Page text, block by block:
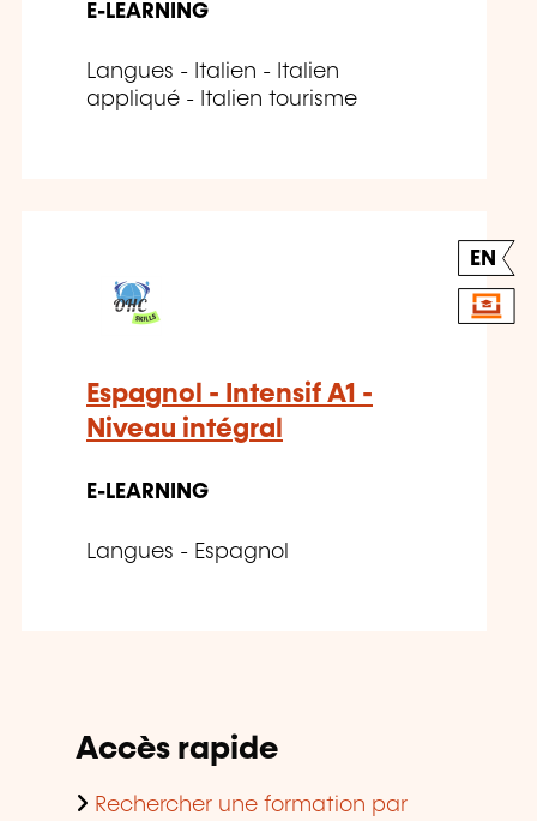
E-LEARNING
Langues - Italien - Italien
appliqué - Italien tourisme
EN
Espagnol - Intensif A1 -
Niveau intégral
E-LEARNING
Langues - Espagnol
Accès rapide
Rechercher une formation par